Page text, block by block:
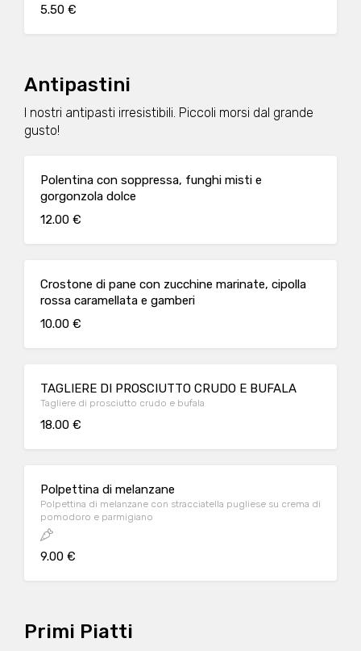
5.50 €
Antipastini
I nostri antipasti irresistibili. Piccoli morsi dal grande
gusto!
Polentina con soppressa, funghi misti e
gorgonzola dolce
12.00 €
Crostone di pane con zucchine marinate, cipolla
rossa caramellata e gamberi
10.00 €
TAGLIERE DI PROSCIUTTO CRUDO E BUFALA
Tagliere di prosciutto crudo e bufala
18.00 €
Polpettina di melanzane
Polpettina di melanzane con stracciatella pugliese su crema di
pomodoro e parmigiano
9.00 €
Primi Piatti